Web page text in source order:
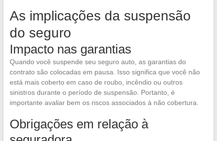
As implicações da suspensão
do seguro
Impacto nas garantias
Quando você suspende seu seguro auto, as garantias do
contrato são colocadas em pausa. Isso significa que você não
está mais coberto em caso de roubo, incêndio ou outros
sinistros durante o período de suspensão. Portanto, é
importante avaliar bem os riscos associados à não cobertura.
Obrigações em relação à